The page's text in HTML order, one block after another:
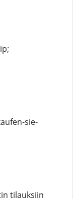
sie-
tilauksiin